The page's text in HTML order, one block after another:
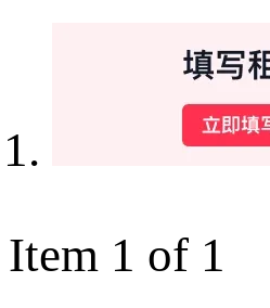
Item 1 of 1